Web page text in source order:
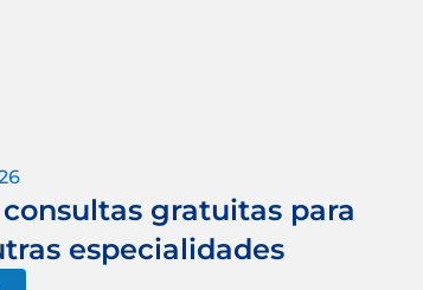
gratuitas para
especialidades